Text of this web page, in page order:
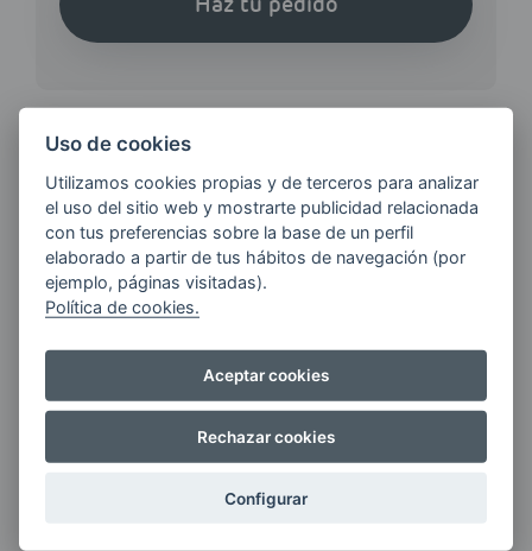
¿QUIERES ESTAR AL DÍA DE
LAS
ÚLTIMAS NOVEDADES?
Quiero recibir las últimas novedades de AVIA
ENERGIAS por cualquier medio, incluido
Más información
Uso de cookies
Utilizamos cookies propias y de terceros para analizar
el uso del sitio web y mostrarte publicidad relacionada
con tus preferencias sobre la base de un perfil
elaborado a partir de tus hábitos de navegación (por
ejemplo, páginas visitadas).
Política de cookies.
Aceptar cookies
Rechazar cookies
Configurar